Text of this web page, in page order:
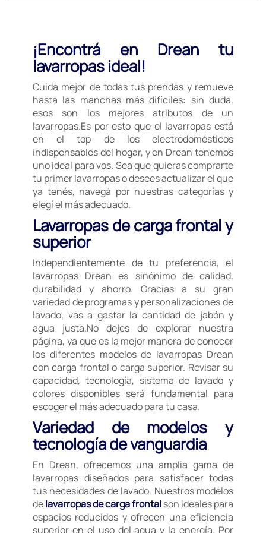
¡Encontrá en Drean tu
lavarropas ideal!
Cuida mejor de todas tus prendas y remueve
hasta las manchas más difíciles: sin duda,
esos son los mejores atributos de un
lavarropas.Es por esto que el lavarropas está
en el top de los electrodomésticos
indispensables del hogar, y en Drean tenemos
uno ideal para vos. Sea que quieras comprarte
tu primer lavarropas o desees actualizar el que
ya tenés, navegá por nuestras categorías y
elegí el más adecuado.
Lavarropas de carga frontal y
superior
Independientemente de tu preferencia, el
lavarropas Drean es sinónimo de calidad,
durabilidad y ahorro. Gracias a su gran
variedad de programas y personalizaciones de
lavado, vas a gastar la cantidad de jabón y
agua justa.No dejes de explorar nuestra
página, ya que es la mejor manera de conocer
los diferentes modelos de lavarropas Drean
con carga frontal o carga superior. Revisar su
capacidad, tecnología, sistema de lavado y
colores disponibles será fundamental para
escoger el más adecuado para tu casa.
Variedad de modelos y
tecnología de vanguardia
En Drean, ofrecemos una amplia gama de
lavarropas diseñados para satisfacer todas
tus necesidades de lavado. Nuestros modelos
delavarropas de carga frontalson ideales para
espacios reducidos y ofrecen una eficiencia
superior en el uso del agua y la energía. Por